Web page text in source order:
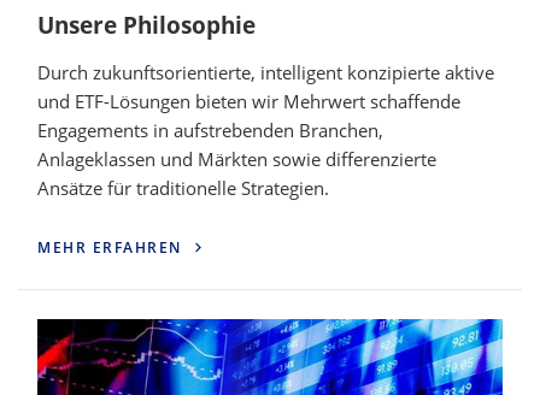
Unsere Philosophie
Durch zukunftsorientierte, intelligent konzipierte aktive
und ETF-Lösungen bieten wir Mehrwert schaffende
Engagements in aufstrebenden Branchen,
Anlageklassen und Märkten sowie differenzierte
Ansätze für traditionelle Strategien.
MEHR ERFAHREN